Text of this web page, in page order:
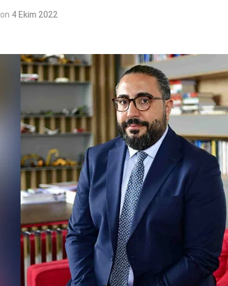
on 4 Ekim 2022